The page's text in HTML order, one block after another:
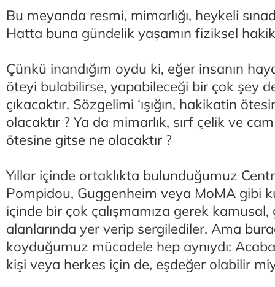
Bu meyanda resmi, mimarlığı, heykeli
Hatta buna gündelik yaşamın fiziksel
Çünkü inandığım oydu ki, eğer insanın
öteyi bulabilirse, yapabileceği bir çok şey
çıkacaktır. Sözgelimi ‘ışığın, hakikatin
olacaktır ? Ya da mimarlık, sırf çelik ve
ötesine gitse ne olacaktır ?
Yıllar içinde ortaklıkta bulunduğumuz
Pompidou, Guggenheim veya MoMA gibi
içinde bir çok çalışmamıza gerek kamusal,
alanlarında yer verip sergilediler. Ama
koyduğumuz mücadele hep aynıydı:
kişi veya herkes için de, eşdeğer olabilir